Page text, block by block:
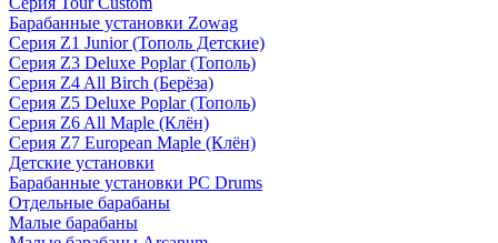
Барабанные установки Zowag
Серия Z1 Junior (Тополь Детские)
Серия Z3 Deluxe Poplar (Тополь)
Серия Z4 All Birch (Берёза)
Серия Z5 Deluxe Poplar (Тополь)
Серия Z6 All Maple (Клён)
Серия Z7 European Maple (Клён)
Детские установки
Барабанные установки PC Drums
Отдельные барабаны
Малые барабаны